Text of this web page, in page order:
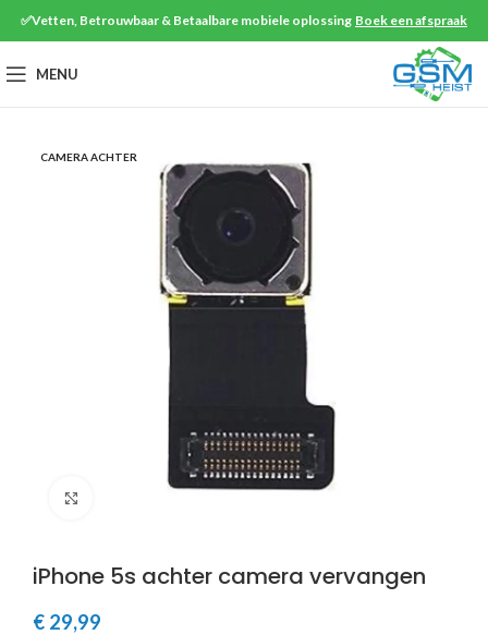
✅Vetten, Betrouwbaar & Betaalbare mobiele oplossing Boek een afspraak
MENU
CAMERA ACHTER
iPhone 5s achter camera vervangen
€ 29,99